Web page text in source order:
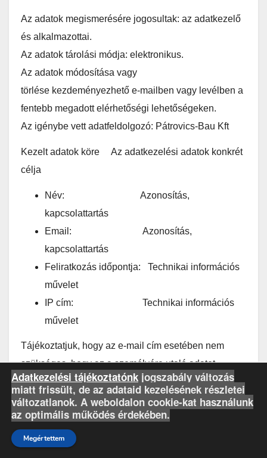
Az adatok megismerésére jogosultak: az adatkezelő
és alkalmazottai.
Az adatok tárolási módja: elektronikus.
Az adatok módosítása vagy
törlése kezdeményezhető e-mailben vagy levélben a
fentebb megadott elérhetőségi lehetőségeken.
Az igénybe vett adatfeldolgozó: Pátrovics-Bau Kft
Kezelt adatok köre Az adatkezelési adatok konkrét
célja
Név: Azonosítás,
kapcsolattartás
Email: Azonosítás,
kapcsolattartás
Feliratkozás időpontja: Technikai információs
művelet
IP cím: Technikai információs
művelet
Tájékoztatjuk, hogy az e-mail cím esetében nem
szükséges, hogy az a személyére utaló adatot
tartalmazzon. Így például nem szükséges, hogy az e-
mail cím az Ön nevét tartalmazza. Ön teljesen
szabadon dönt arról, hogy ha olyan e-mail címet ad
meg, amely az Ön kilétére utaló információt tartalmaz.
Adatkezelési tájékoztatónk jogszabály változás
miatt frissült, de az adataid kezelésének részletei
változatlanok. A weboldalon cookie-kat használunk
az optimális működés érdekében.
Megértettem